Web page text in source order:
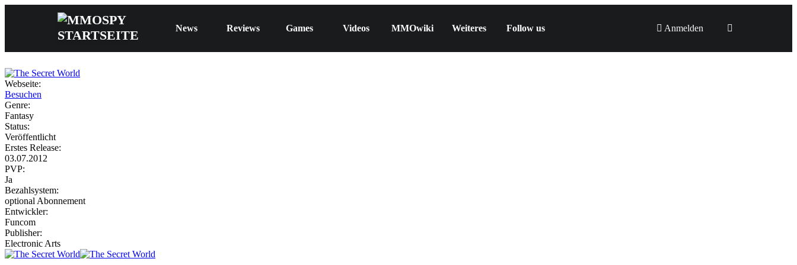
News Reviews Games Videos MMOwiki Weiteres Follow us Anmelden
Webseite:
Besuchen
Genre:
Fantasy
Status:
Veröffentlicht
Erstes Release:
03.07.2012
PVP:
Ja
Bezahlsystem:
optional Abonnement
Entwickler:
Funcom
Publisher:
Electronic Arts